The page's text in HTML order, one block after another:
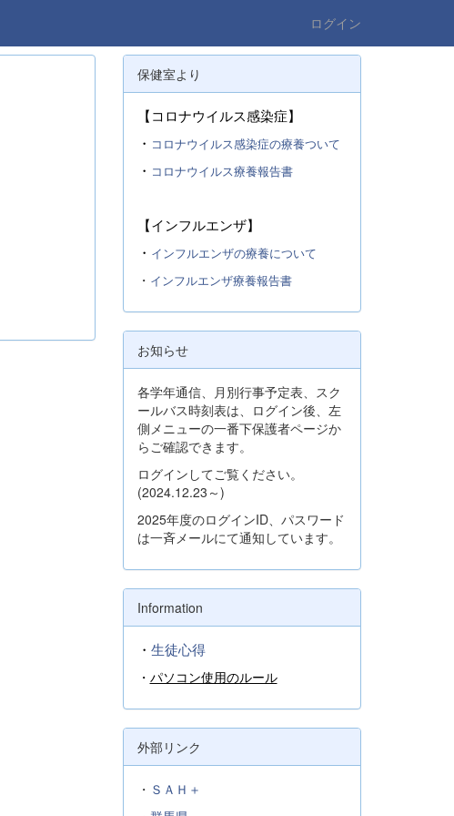
ログイン
保健室より
【コロナウイルス感染症】
・ コロナウイルス感染症の療養ついて
・ コロナウイルス療養報告書
【インフルエンザ】
・ インフルエンザの療養について
・ インフルエンザ療養報告書
お知らせ
各学年通信、月別行事予定表、スク
ールバス時刻表は、ログイン後、左
側メニューの一番下保護者ページか
らご確認できます。
ログインしてご覧ください。
(2024.12.23～)
2025年度のログインID、パスワード
は一斉メールにて通知しています。
Information
・ 生徒心得
・ パソコン使用のルール
外部リンク
・ ＳＡＨ＋